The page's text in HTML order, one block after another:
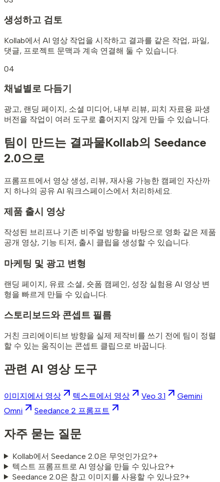
생성하고 검토
Kollab에서 AI 영상 작업을 시작하고 결과를 같은 작업, 파일,
댓글, 프로젝트 문맥과 계속 연결해 둘 수 있습니다.
04
채널별로 다듬기
광고, 랜딩 페이지, 소셜 미디어, 내부 리뷰, 피치 자료용 파생
버전을 작업이 여러 도구로 흩어지지 않게 만들 수 있습니다.
팀이 만드는 결과물Kollab의 Seedance
2.0으로
프롬프트에서 영상 생성, 리뷰, 재사용 가능한 캠페인 자산까
지 하나의 공유 AI 워크스페이스에서 처리하세요.
제품 출시 영상
작성된 브리프나 기존 비주얼 방향을 바탕으로 영화 같은 제품
공개 영상, 기능 티저, 출시 클립을 생성할 수 있습니다.
마케팅 및 광고 변형
랜딩 페이지, 유료 소셜, 숏폼 캠페인, 성장 실험용 AI 영상 변
형을 빠르게 만들 수 있습니다.
스토리보드와 콘셉트 필름
거친 크리에이티브 방향을 실제 제작비를 쓰기 전에 팀이 정렬
할 수 있는 움직이는 콘셉트 클립으로 바꿉니다.
관련 AI 영상 도구
이미지에서 영상 텍스트에서 영상 Veo 3.1
Gemini
Omni
Seedance 2 프롬프트
자주 묻는 질문
Kollab에서 Seedance 2.0은 무엇인가요?+
텍스트 프롬프트로 AI 영상을 만들 수 있나요?+
Seedance 2.0은 참고 이미지를 사용할 수 있나요?+